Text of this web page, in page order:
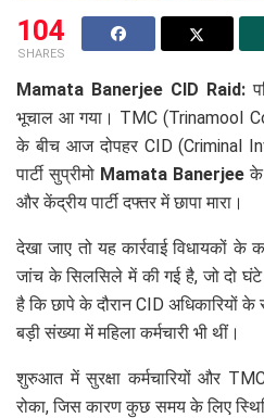
104
SHARES
Mamata Banerjee CID Raid:
भूचाल आ गया। TMC (Trinamool
के बीच आज दोपहर CID (Criminal
पार्टी सुप्रीमो Mamata Banerjee के
और केंद्रीय पार्टी दफ्तर में छापा मारा।
देखा जाए तो यह कार्रवाई विधायकों के
जांच के सिलसिले में की गई है, जो दो
है कि छापे के दौरान CID अधिकारियों
बड़ी संख्या में महिला कर्मचारी भी थीं।
शुरुआत में सुरक्षा कर्मचारियों और
रोका, जिस कारण कुछ समय के लिए